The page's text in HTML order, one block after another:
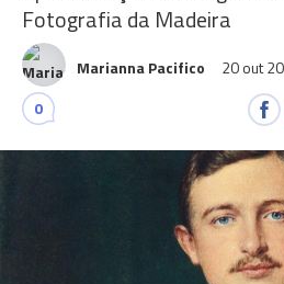
Fotografia da Madeira
Marianna Pacifico 20 out
0